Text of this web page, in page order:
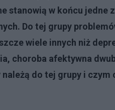
stanowią w końcu jedne
Do tej grupy
wiele innych niż
choroba afektywna
należą do tej grupy i